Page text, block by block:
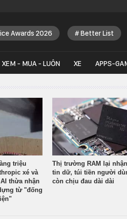
Awards 2026 Better List
XEM - MUA - LUÔN XE APPS-
triệu
xé và
thừa nhận
từ "đống
Thị trường RAM lại
tin dữ, túi tiền người
còn chịu đau dài dài